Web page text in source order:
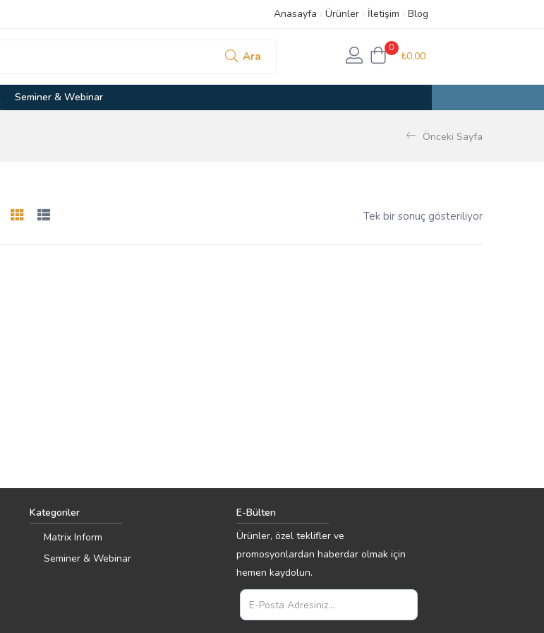
Anasayfa Ürünler İletişim Blog
Ara
0
₺0,00
Seminer & Webinar
Önceki Sayfa
Tek bir sonuç gösteriliyor
Kategoriler
Matrix Inform
Seminer & Webinar
E-Bülten
Ürünler, özel teklifler ve
promosyonlardan haberdar olmak için
hemen kaydolun.
e-
bulten